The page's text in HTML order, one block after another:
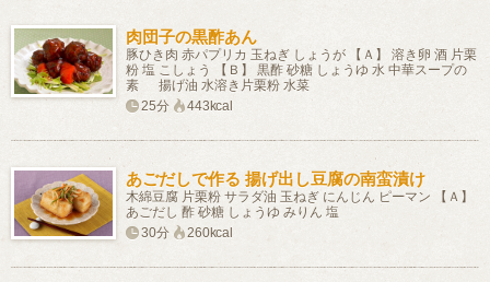
肉団子の黒酢あん
豚ひき肉 赤パプリカ 玉ねぎ しょうが 【Ａ】 溶き卵 酒 片栗
粉 塩 こしょう 【Ｂ】 黒酢 砂糖 しょうゆ 水 中華スープの
素 揚げ油 水溶き片栗粉 水菜
25分
443kcal
あごだしで作る 揚げ出し豆腐の南蛮漬け
木綿豆腐 片栗粉 サラダ油 玉ねぎ にんじん ピーマン 【Ａ】
あごだし 酢 砂糖 しょうゆ みりん 塩
30分
260kcal